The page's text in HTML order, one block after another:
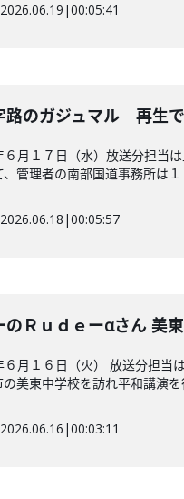
2026.06.19 |00:05:41
路のガジュマル 再生
６月１７日（水）放送分担当
、管理者の南部国道事務所は１
2026.06.18 |00:05:57
のＲｕｄｅーαさん 美
６月１６日（火） 放送分担当
の美東中学校を訪れ平和講演を
2026.06.16 |00:03:11